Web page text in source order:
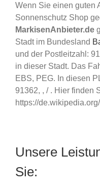
Wenn Sie einen guten
Sonnenschutz Shop
MarkisenAnbieter.de
Stadt im Bundesland
und der Postleitzahl:
in dieser Stadt. Das
EBS, PEG. In diesen
91362, , / . Hier finden
https://
Unsere
Sie: